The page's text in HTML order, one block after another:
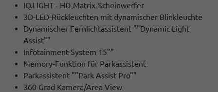
IQ.LIGHT - HD-Matrix-Scheinwerfer
3D-LED-Rückleuchten mit dynamischer Blinkleuchte
Dynamischer Fernlichtassistent ""Dynamic Light
Assist""
Infotainment-System 15""
Memory-Funktion für Parkassistent
Parkassistent ""Park Assist Pro""
360 Grad Kamera/Area View